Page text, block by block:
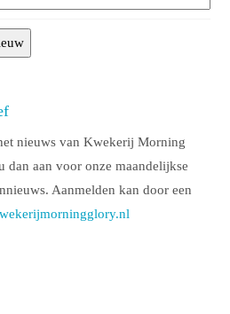
nieuws van Kwekerij Morning
dan aan voor onze maandelijkse
Aanmelden kan door een